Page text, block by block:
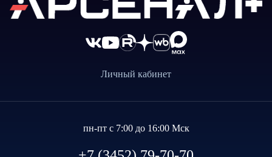
Личный кабинет
пн-пт с 7:00 до 16:00 Мск